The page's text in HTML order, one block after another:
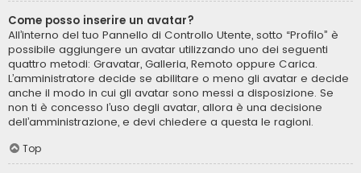
Come posso inserire un avatar?
All’interno del tuo Pannello di Controllo Utente, sotto “Profilo” è
possibile aggiungere un avatar utilizzando uno dei seguenti
quattro metodi: Gravatar, Galleria, Remoto oppure Carica.
L’amministratore decide se abilitare o meno gli avatar e decide
anche il modo in cui gli avatar sono messi a disposizione. Se
non ti è concesso l’uso degli avatar, allora è una decisione
dell’amministrazione, e devi chiedere a questa le ragioni.
Top